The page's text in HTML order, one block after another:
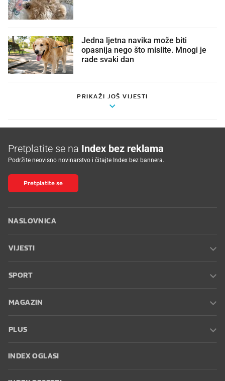
Jedna ljetna navika može biti
opasnija nego što mislite. Mnogi je
rade svaki dan
PRIKAŽI JOŠ VIJESTI
Pretplatite se na Index bez reklama
Podržite neovisno novinarstvo i čitajte Index bez bannera.
Pretplatite se
NASLOVNICA
VIJESTI
SPORT
MAGAZIN
PLUS
INDEX OGLASI